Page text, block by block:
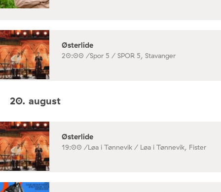
Østerlide
20:00 /Spor 5 / SPOR 5, Stavanger
20. august
Østerlide
19:00 /Løa i Tønnevik / Løa i Tønnevik, Fister